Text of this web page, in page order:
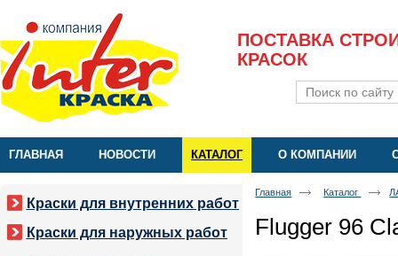
ПОСТАВКА
КРАСОК
ГЛАВНАЯ НОВОСТИ КАТАЛОГ О КОМПАНИИ
Краски для внутренних работ
Краски для наружных работ
Главная Каталог
Flugger 96